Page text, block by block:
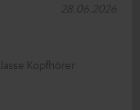
Kopfhörer
28.06.2026